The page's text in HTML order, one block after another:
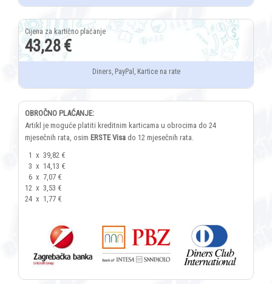
43,28 €
Diners, PayPal, Kartice na rate
OBROČNO PLAĆANJE:
Artikl je moguće platiti kreditnim karticama u obrocima do 24
mjesečnih rata, osim ERSTE Visa do 12 mjesečnih rata.
1 x 39,82 €
3 x 14,13 €
6 x 7,07 €
12 x 3,53 €
24 x 1,77 €